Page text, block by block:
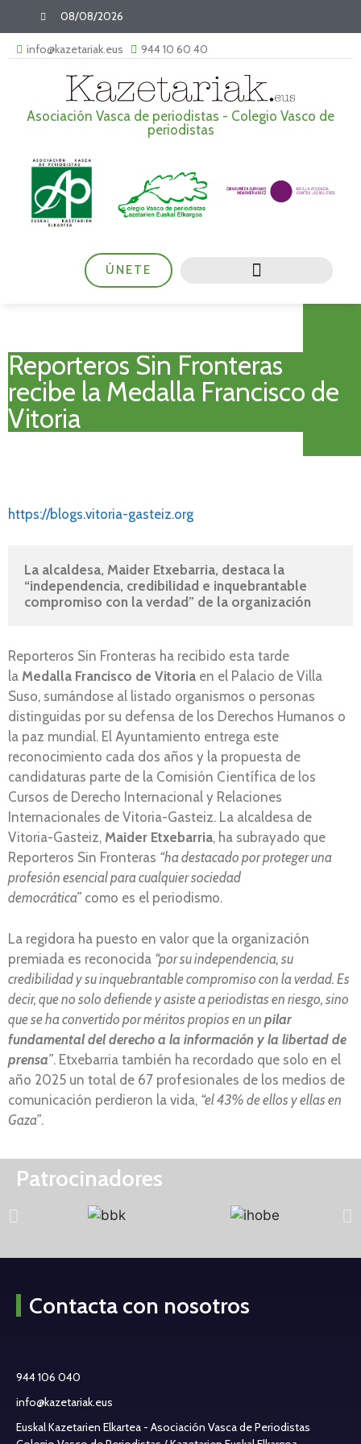
08/08/2026
info@kazetariak.eus 944 10 60 40
Asociación Vasca de periodistas - Colegio Vasco de
periodistas
ÚNETE
Reporteros Sin Fronteras
recibe la Medalla Francisco de
Vitoria
https://blogs.vitoria-gasteiz.org
La alcaldesa, Maider Etxebarria, destaca la
“independencia, credibilidad e inquebrantable
compromiso con la verdad” de la organización
Reporteros Sin Fronteras ha recibido esta tarde
la Medalla Francisco de Vitoria en el Palacio de Villa
Suso, sumándose al listado organismos o personas
distinguidas por su defensa de los Derechos Humanos o
la paz mundial. El Ayuntamiento entrega este
reconocimiento cada dos años y la propuesta de
candidaturas parte de la Comisión Científica de los
Cursos de Derecho Internacional y Relaciones
Internacionales de Vitoria-Gasteiz. La alcaldesa de
Vitoria-Gasteiz, Maider Etxebarria, ha subrayado que
Reporteros Sin Fronteras “ha destacado por proteger una
profesión esencial para cualquier sociedad
democrática” como es el periodismo.
La regidora ha puesto en valor que la organización
premiada es reconocida “por su independencia, su
credibilidad y su inquebrantable compromiso con la verdad. Es
decir, que no solo defiende y asiste a periodistas en riesgo, sino
que se ha convertido por méritos propios en un pilar
fundamental del derecho a la información y la libertad de
prensa”. Etxebarria también ha recordado que solo en el
año 2025 un total de 67 profesionales de los medios de
comunicación perdieron la vida, “el 43% de ellos y ellas en
Gaza”.
Patrocinadores
Contacta con nosotros
944 106 040
info@kazetariak.eus
Euskal Kazetarien Elkartea - Asociación Vasca de Periodistas